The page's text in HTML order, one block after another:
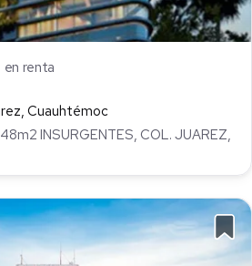
en renta
Cuauhtémoc
INSURGENTES, COL. JUAREZ,